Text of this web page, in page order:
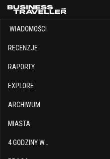
WIADOMOŚCI
RECENZJE
RAPORTY
EXPLORE
ARCHIWUM
MIASTA
4 GODZINY W…